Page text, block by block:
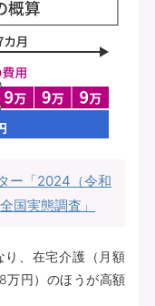
ー「2024（令和
国実態調査」
り、在宅介護（月額
万円）のほうが高額